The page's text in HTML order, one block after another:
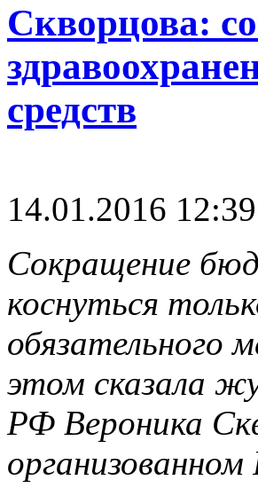
Скворцова:
средств
14.01.2016
Сокращение
коснуться
обязательного
этом сказала
РФ Вероника